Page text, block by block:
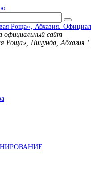
официальный сайт
Роща», Пицунда, Абхазия !